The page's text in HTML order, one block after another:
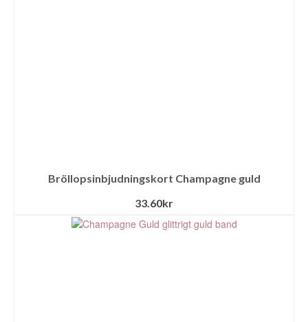
Bröllopsinbjudningskort Champagne guld
33.60kr